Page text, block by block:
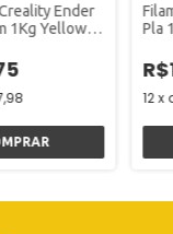
Ender
1Kg Yellow
Pla
12x